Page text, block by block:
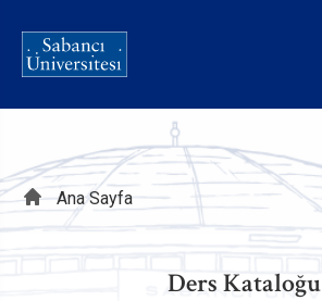
Sayfa
yolu
Ana Sayfa
Ders Kataloğu